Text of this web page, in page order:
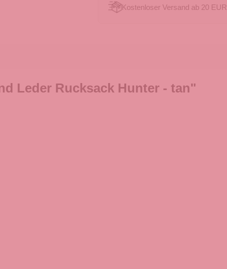
Kostenloser Versand ab 20 EUR
Leder Rucksack Hunter - tan"